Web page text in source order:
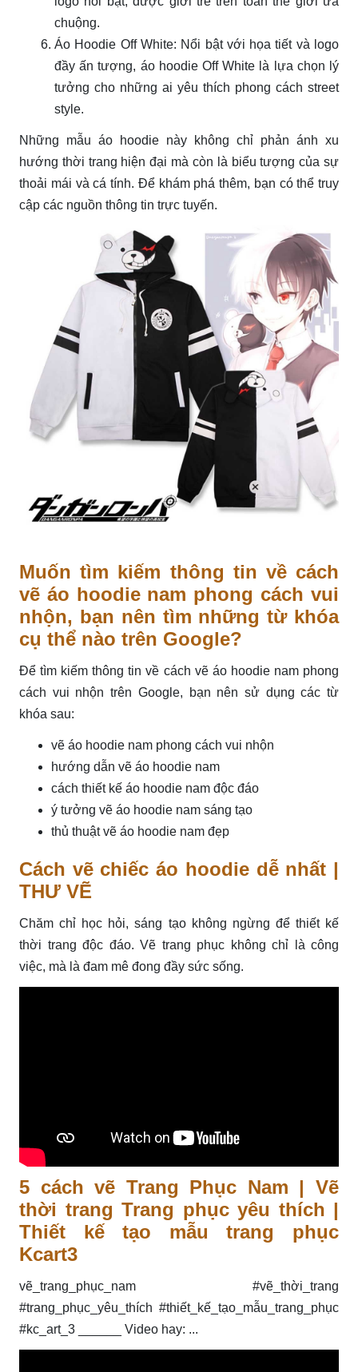
chuộng.
Áo Hoodie Off White: Nổi bật với họa tiết và logo
đầy ấn tượng, áo hoodie Off White là lựa chọn lý
tưởng cho những ai yêu thích phong cách street
style.
Những mẫu áo hoodie này không chỉ phản ánh xu
hướng thời trang hiện đại mà còn là biểu tượng của sự
thoải mái và cá tính. Để khám phá thêm, bạn có thể truy
cập các nguồn thông tin trực tuyến.
Muốn tìm kiếm thông tin về cách
vẽ áo hoodie nam phong cách vui
nhộn, bạn nên tìm những từ khóa
cụ thể nào trên Google?
Để tìm kiếm thông tin về cách vẽ áo hoodie nam phong
cách vui nhộn trên Google, bạn nên sử dụng các từ
khóa sau:
vẽ áo hoodie nam phong cách vui nhộn
hướng dẫn vẽ áo hoodie nam
cách thiết kế áo hoodie nam độc đáo
ý tưởng vẽ áo hoodie nam sáng tạo
thủ thuật vẽ áo hoodie nam đẹp
Cách vẽ chiếc áo hoodie dễ nhất |
THƯ VẼ
Chăm chỉ học hỏi, sáng tạo không ngừng để thiết kế
thời trang độc đáo. Vẽ trang phục không chỉ là công
việc, mà là đam mê đong đầy sức sống.
5 cách vẽ Trang Phục Nam | Vẽ
thời trang Trang phục yêu thích |
Thiết kế tạo mẫu trang phục
Kcart3
vẽ_trang_phục_nam #vẽ_thời_trang
#trang_phục_yêu_thích #thiết_kế_tạo_mẫu_trang_phục
#kc_art_3 ______ Video hay: ...